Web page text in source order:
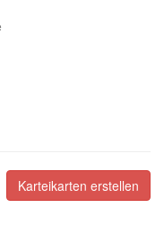
Karteikarten erstellen